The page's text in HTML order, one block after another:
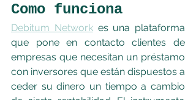
Como funciona
Debitum Network es una plataforma
que pone en contacto clientes de
empresas que necesitan un préstamo
con inversores que están dispuestos a
ceder su dinero un tiempo a cambio